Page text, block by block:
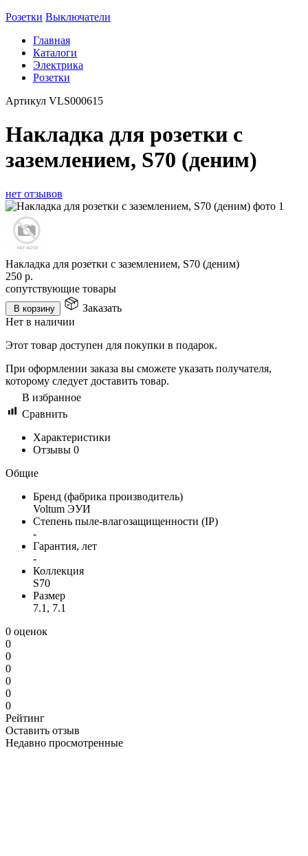
Розетки Выключатели
Главная
Каталоги
Электрика
Розетки
Артикул VLS000615
Накладка для розетки с
заземлением, S70 (деним)
нет отзывов
Накладка для розетки с заземлением, S70 (деним)
250 р.
сопутствующие товары
В корзину
Заказать
Нет в наличии
Этот товар доступен для покупки в подарок.
При оформлении заказа вы сможете указать получателя,
которому следует доставить товар.
В избранное
Сравнить
Характеристики
Отзывы 0
Общие
Бренд (фабрика производитель)
Voltum ЭУИ
Степень пыле-влагозащищенности (IP)
-
Гарантия, лет
-
Коллекция
S70
Размер
7.1, 7.1
0 оценок
0
0
0
0
0
0
Рейтинг
Оставить отзыв
Недавно просмотренные